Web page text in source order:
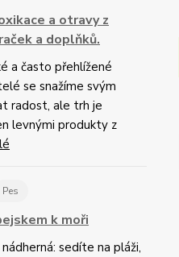
a otravy z
a doplňků.
a často přehlížené
se snažíme svým
radost, ale trh je
levnými produkty z
Pes
k moři
sedíte na pláži,